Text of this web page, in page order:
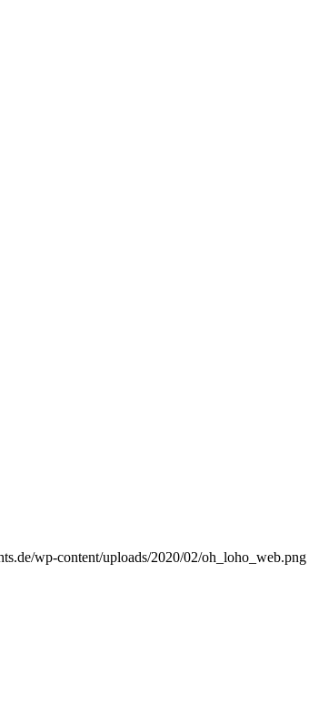
wp-content/uploads/2020/02/oh_loho_web.png